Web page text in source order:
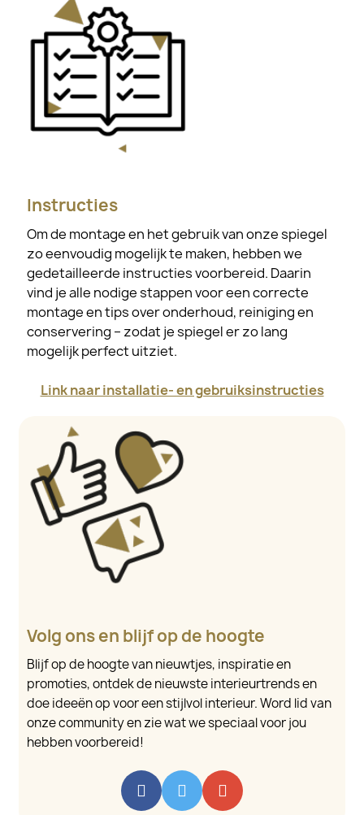
Instructies
Om de montage en het gebruik van onze spiegel
zo eenvoudig mogelijk te maken, hebben we
gedetailleerde instructies voorbereid. Daarin
vind je alle nodige stappen voor een correcte
montage en tips over onderhoud, reiniging en
conservering – zodat je spiegel er zo lang
mogelijk perfect uitziet.
Link naar installatie- en gebruiksinstructies
Volg ons en blijf op de hoogte
Blijf op de hoogte van nieuwtjes, inspiratie en
promoties, ontdek de nieuwste interieurtrends en
doe ideeën op voor een stijlvol interieur. Word lid van
onze community en zie wat we speciaal voor jou
hebben voorbereid!